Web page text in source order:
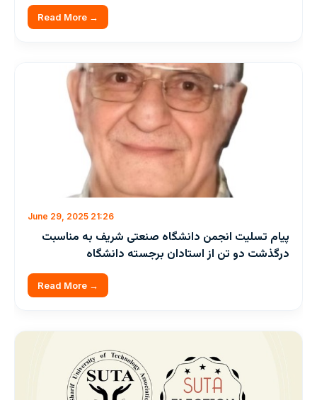
Read More →
June 29, 2025 21:26
پیام تسلیت انجمن دانشگاه صنعتی شریف به مناسبت
درگذشت دو تن از استادان برجسته دانشگاه
Read More →